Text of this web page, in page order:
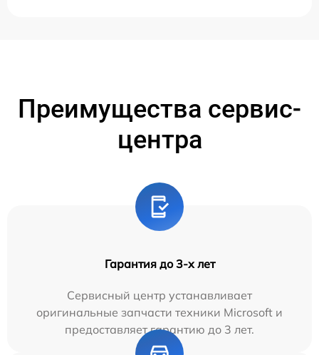
Преимущества сервис-
центра
Гарантия до 3-х лет
Сервисный центр устанавливает
оригинальные запчасти техники Microsoft и
предоставляет гарантию до 3 лет.